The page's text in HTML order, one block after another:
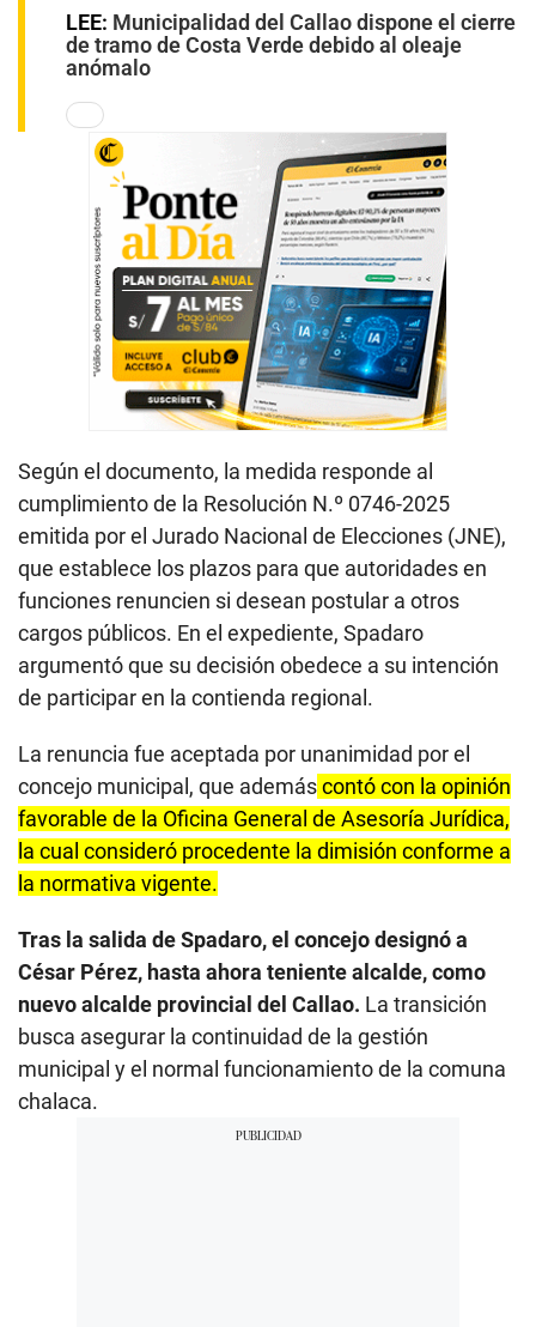
LEE: Municipalidad del Callao dispone el cierre
de tramo de Costa Verde debido al oleaje
anómalo
Según el documento, la medida responde al
cumplimiento de la Resolución N.º 0746-2025
emitida por el Jurado Nacional de Elecciones (JNE),
que establece los plazos para que autoridades en
funciones renuncien si desean postular a otros
cargos públicos. En el expediente, Spadaro
argumentó que su decisión obedece a su intención
de participar en la contienda regional.
La renuncia fue aceptada por unanimidad por el
concejo municipal, que ademáscontó con la opinión
favorable de la Oficina General de Asesoría Jurídica,
la cual consideró procedente la dimisión conforme a
la normativa vigente.
Tras la salida de Spadaro, el concejo designó a
César Pérez, hasta ahora teniente alcalde, como
nuevo alcalde provincial del Callao. La transición
busca asegurar la continuidad de la gestión
municipal y el normal funcionamiento de la comuna
chalaca.